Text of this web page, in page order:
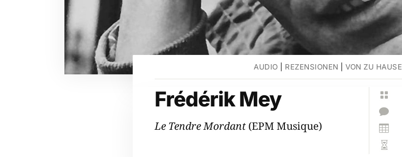
AUDIO REZENSIONEN VON ZU HAUSE
Frédérik Mey
Le Tendre Mordant (EPM Musique)



